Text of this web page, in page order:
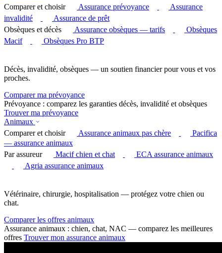
Comparer et choisir
Assurance prévoyance
Assurance
invalidité
Assurance de prêt
Obsèques et décès
Assurance obsèques — tarifs
Obsèques
Macif
Obsèques Pro BTP
Décès, invalidité, obsèques — un soutien financier pour vous et vos
proches.
Comparer ma prévoyance
Prévoyance : comparez les garanties décès, invalidité et obsèques
Trouver ma prévoyance
Animaux
Comparer et choisir
Assurance animaux pas chère
Pacifica
— assurance animaux
Par assureur
Macif chien et chat
ECA assurance animaux
Agria assurance animaux
Vétérinaire, chirurgie, hospitalisation — protégez votre chien ou
chat.
Comparer les offres animaux
Assurance animaux : chien, chat, NAC — comparez les meilleures
offres Trouver mon assurance animaux